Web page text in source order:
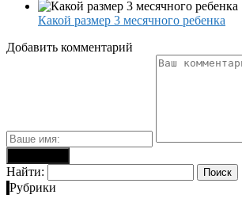
Какой размер 3 месячного ребенка
Добавить комментарий
Найти:
Рубрики